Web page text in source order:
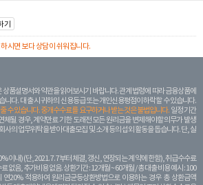
기
시면 보다 상담이 쉬워집니다.
품설명서와 약관을 읽어보시기 바랍니다. 관계 법령에 따라 금융상품에
니다. 대 출 시 귀하의 신용등급 또는 개인신용평점이 하락할 수 있습니다.
수 있습니다. 중개수수료를 요구하거나 받는 것은 불법입니다. 일정 기간
체될 경우, 계약만료 기한 도래전 모든 원리금을 변제해야할 의무가 발생
사의 업무위탁을 받아 대출모집 및 소개 등의 섭외 활동을 돕습니다. 단, 실
이내) (단, 2021. 7. 7부터 체결, 갱신, 연장되는 계 약에 한함), 취급수수료
없음, 추가비용 없음. 상환기간 : 12개월 ~ 60개월 / 총 대출 비용 예시 : 100
20% 적용하여 원리금균등상환방법으로 이용하는 경우 총 상환금액